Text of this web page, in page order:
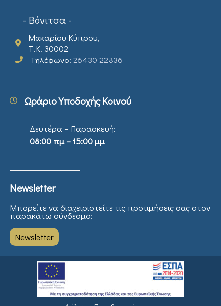
- Βόνιτσα -
Μακαρίου Κύπρου,
Τ.Κ. 30002
Τηλέφωνο: 26430 22836
Ωράριο Υποδοχής Κοινού
Δευτέρα – Παρασκευή:
08:00 πμ – 15:00 μμ
Newsletter
Μπορείτε να διαχειριστείτε τις προτιμήσεις σας στον
παρακάτω σύνδεσμο:
Newsletter